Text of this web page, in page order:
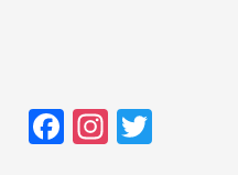
F
In